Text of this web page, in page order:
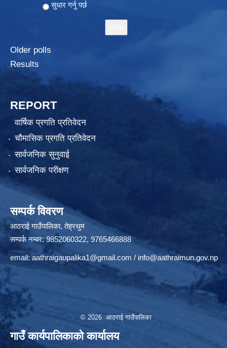
सुधार गर्नु पर्छ
Older polls
Results
REPORT
वार्षिक प्रगति प्रतिवेदन
चौमासिक प्रगति प्रतिवेदन
सार्वजनिक सुनुवाई
सार्वजनिक परीक्षण
सम्पर्क विवरण
आठराई गाउँपालिका, तेह्रथुम
सम्पर्क नम्बर: 9852060322, 9765466888
email: aathraigaupalika1@gmail.com / info@aathraimun.gov.np
© 2026 आठराई गाउँपालिका
गाउँ कार्यपालिकाको कार्यालय